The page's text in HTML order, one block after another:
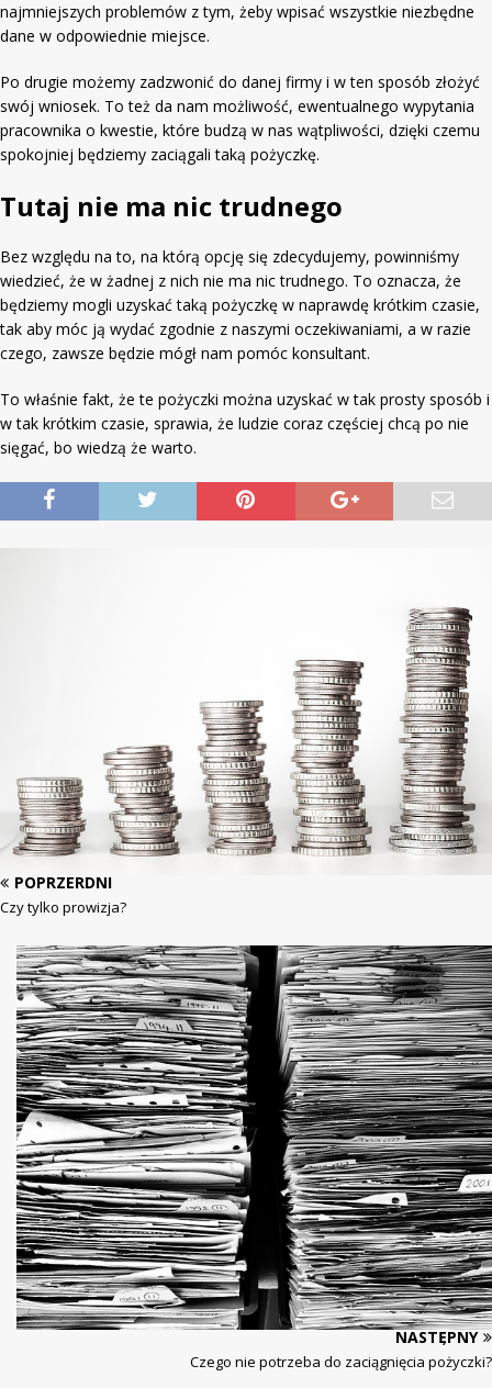
najmniejszych problemów z tym, żeby wpisać wszystkie niezbędne
dane w odpowiednie miejsce.
Po drugie możemy zadzwonić do danej firmy i w ten sposób złożyć
swój wniosek. To też da nam możliwość, ewentualnego wypytania
pracownika o kwestie, które budzą w nas wątpliwości, dzięki czemu
spokojniej będziemy zaciągali taką pożyczkę.
Tutaj nie ma nic trudnego
Bez względu na to, na którą opcję się zdecydujemy, powinniśmy
wiedzieć, że w żadnej z nich nie ma nic trudnego. To oznacza, że
będziemy mogli uzyskać taką pożyczkę w naprawdę krótkim czasie,
tak aby móc ją wydać zgodnie z naszymi oczekiwaniami, a w razie
czego, zawsze będzie mógł nam pomóc konsultant.
To właśnie fakt, że te pożyczki można uzyskać w tak prosty sposób i
w tak krótkim czasie, sprawia, że ludzie coraz częściej chcą po nie
sięgać, bo wiedzą że warto.
POPRZERDNI
Czy tylko prowizja?
NASTĘPNY
Czego nie potrzeba do zaciągnięcia pożyczki?